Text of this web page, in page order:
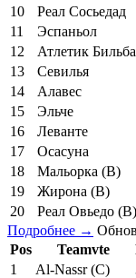
10
Реал Сосьедад
11
Эспаньол
12
Атлетик
13
Севилья
14
Алавес
15
Эльче
16
Леванте
17
Осасуна
18
Мальорка (В)
19
Жирона (В)
20
Реал Овьедо (В)
Подробнее →
Pos
Teamvte
1
Al-Nassr (C)